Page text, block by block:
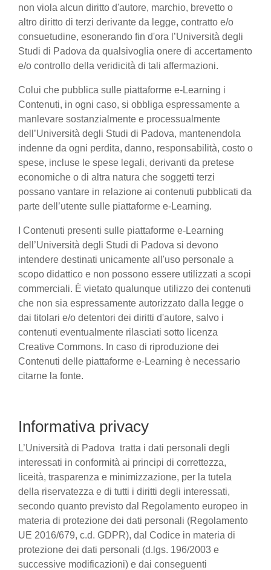
non viola alcun diritto d'autore, marchio, brevetto o
altro diritto di terzi derivante da legge, contratto e/o
consuetudine, esonerando fin d'ora l’Università degli
Studi di Padova da qualsivoglia onere di accertamento
e/o controllo della veridicità di tali affermazioni.
Colui che pubblica sulle piattaforme e-Learning i
Contenuti, in ogni caso, si obbliga espressamente a
manlevare sostanzialmente e processualmente
dell’Università degli Studi di Padova, mantenendola
indenne da ogni perdita, danno, responsabilità, costo o
spese, incluse le spese legali, derivanti da pretese
economiche o di altra natura che soggetti terzi
possano vantare in relazione ai contenuti pubblicati da
parte dell’utente sulle piattaforme e-Learning.
I Contenuti presenti sulle piattaforme e-Learning
dell’Università degli Studi di Padova si devono
intendere destinati unicamente all'uso personale a
scopo didattico e non possono essere utilizzati a scopi
commerciali. È vietato qualunque utilizzo dei contenuti
che non sia espressamente autorizzato dalla legge o
dai titolari e/o detentori dei diritti d'autore, salvo i
contenuti eventualmente rilasciati sotto licenza
Creative Commons. In caso di riproduzione dei
Contenuti delle piattaforme e-Learning è necessario
citarne la fonte.
Informativa privacy
L’Università di Padova tratta i dati personali degli
interessati in conformità ai principi di correttezza,
liceità, trasparenza e minimizzazione, per la tutela
della riservatezza e di tutti i diritti degli interessati,
secondo quanto previsto dal Regolamento europeo in
materia di protezione dei dati personali (Regolamento
UE 2016/679, c.d. GDPR), dal Codice in materia di
protezione dei dati personali (d.lgs. 196/2003 e
successive modificazioni) e dai conseguenti